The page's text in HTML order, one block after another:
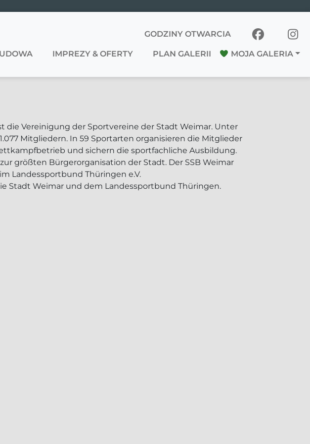
GODZINY OTWARCIA
IMPREZY & OFERTY PLAN GALERII MOJA GALERIA
die Vereinigung der Sportvereine der Stadt Weimar. Unter
Mitgliedern. In 59 Sportarten organisieren die Mitglieder
und sichern die sportfachliche Ausbildung.
größten Bürgerorganisation der Stadt. Der SSB Weimar
Landessportbund Thüringen e.V.
Stadt Weimar und dem Landessportbund Thüringen.